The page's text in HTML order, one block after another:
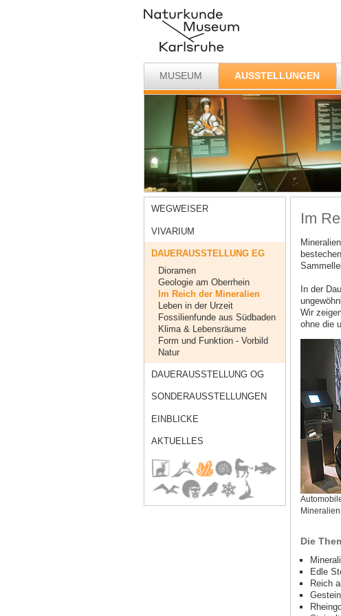
MUSEUM AUSSTELLUNGEN
WEGWEISER
VIVARIUM
DAUERAUSSTELLUNG EG
Dioramen
Geologie am Oberrhein
Im Reich der Mineralien
Leben in der Urzeit
Fossilienfunde aus Südbaden
Klima & Lebensräume
Form und Funktion - Vorbild
Natur
DAUERAUSSTELLUNG OG
SONDERAUSSTELLUNGEN
EINBLICKE
AKTUELLES
Im
In der
Wir
ohne die
Die
Edle
Reich